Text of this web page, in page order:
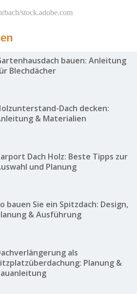
stock.adobe.com
bauen: Anleitung
Blechdächer
Dach decken:
& Materialien
Dach Holz: Beste Tipps zur
und Planung
bauen Sie ein Spitzdach: Design,
& Ausführung
als
Planung &